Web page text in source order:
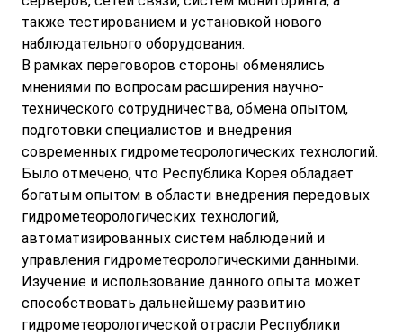
также тестированием и установкой нового
наблюдательного оборудования.
В рамках переговоров стороны обменялись
мнениями по вопросам расширения научно-
технического сотрудничества, обмена опытом,
подготовки специалистов и внедрения
современных гидрометеорологических технологий.
Было отмечено, что Республика Корея обладает
богатым опытом в области внедрения передовых
гидрометеорологических технологий,
автоматизированных систем наблюдений и
управления гидрометеорологическими данными.
Изучение и использование данного опыта может
способствовать дальнейшему развитию
гидрометеорологической отрасли Республики